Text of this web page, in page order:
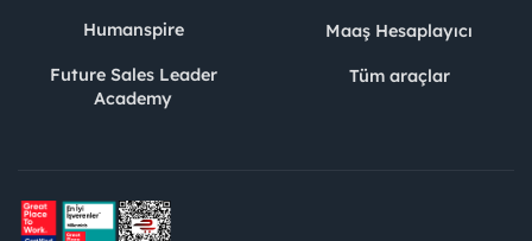
Humanspire
Future Sales Leader
Academy
Maaş Hesaplayıcı
Tüm araçlar